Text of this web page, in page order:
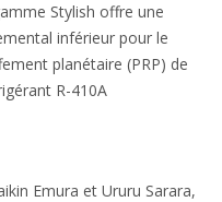
Stylish offre une
inférieur pour le
planétaire (PRP) de
R-410A
Emura et Ururu Sarara,